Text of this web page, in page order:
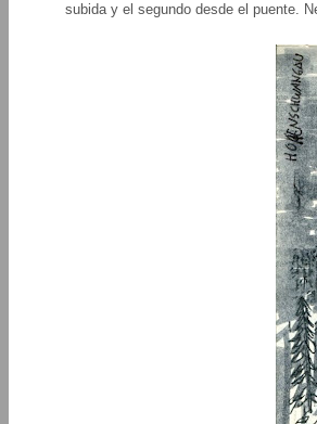
subida y el segundo desde el puente.